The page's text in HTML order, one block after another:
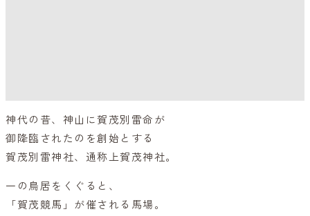
神代の昔、神山に賀茂別雷命が
御降臨されたのを創始とする
賀茂別雷神社、通称上賀茂神社。
一の鳥居をくぐると、
「賀茂競馬」が催される馬場。